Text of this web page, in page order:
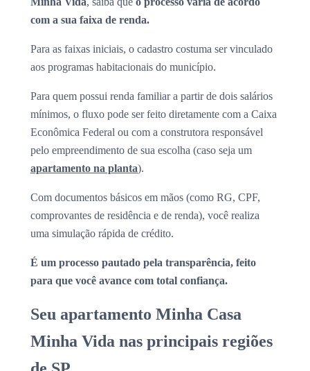
com a sua faixa de renda.
Para as faixas iniciais, o cadastro costuma ser vinculado
aos programas habitacionais do município.
Para quem possui renda familiar a partir de dois salários
mínimos, o fluxo pode ser feito diretamente com a Caixa
Econômica Federal ou com a construtora responsável
pelo empreendimento de sua escolha (caso seja um
apartamento na planta).
Com documentos básicos em mãos (como RG, CPF,
comprovantes de residência e de renda), você realiza
uma simulação rápida de crédito.
É um processo pautado pela transparência, feito
para que você avance com total confiança.
Seu apartamento Minha Casa
Minha Vida nas principais regiões